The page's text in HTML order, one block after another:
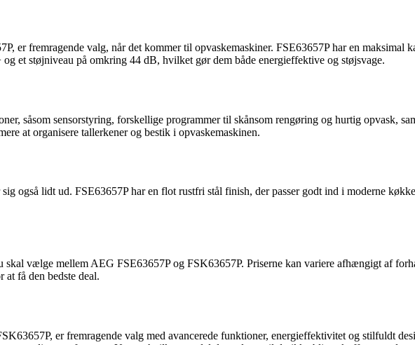
er fremragende valg, når det kommer til opvaskemaskiner. FSE63657P har en
et støjniveau på omkring 44 dB, hvilket gør dem både energieffektive og støjsvage.
såsom sensorstyring, forskellige programmer til skånsom rengøring og hurtig opvask,
at organisere tallerkener og bestik i opvaskemaskinen.
også lidt ud. FSE63657P har en flot rustfri stål finish, der passer godt ind i moderne
skal vælge mellem AEG FSE63657P og FSK63657P. Priserne kan variere afhængigt af
at få den bedste deal.
er fremragende valg med avancerede funktioner, energieffektivitet og stilfuldt